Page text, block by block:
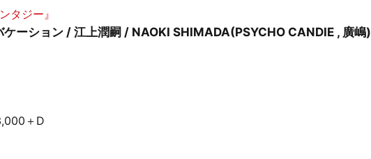
タジー』
ケーション / 江上潤嗣 / NAOKI SHIMADA(PSYCHO CANDIE , 廣嶋)
＋D